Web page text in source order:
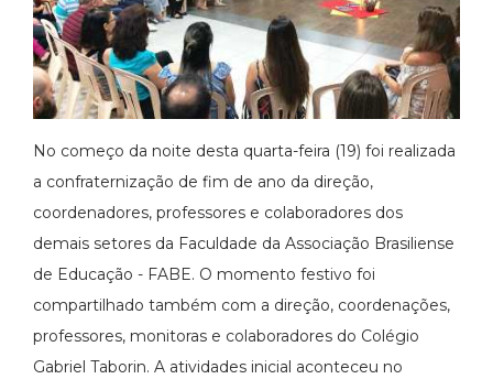
No começo da noite desta quarta-feira (19) foi realizada
a confraternização de fim de ano da direção,
coordenadores, professores e colaboradores dos
demais setores da Faculdade da Associação Brasiliense
de Educação - FABE. O momento festivo foi
compartilhado também com a direção, coordenações,
professores, monitoras e colaboradores do Colégio
Gabriel Taborin. A atividades inicial aconteceu no